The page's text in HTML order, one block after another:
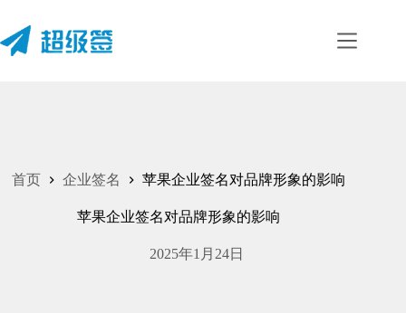
内
首页 企业签名 苹果企业签名对品牌形象的影响
苹果企业签名对品牌形象的影响
2025年1月24日